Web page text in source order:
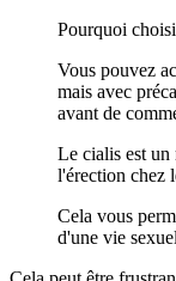
Pourquoi
Vous pouvez
mais avec
avant de
Le cialis est un
l'érection chez
Cela vous
d'une vie